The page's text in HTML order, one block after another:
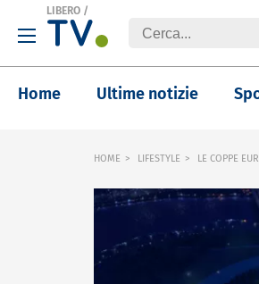
LIBERO /
Home Ultime notizie
HOME LIFESTYLE LE COPPE